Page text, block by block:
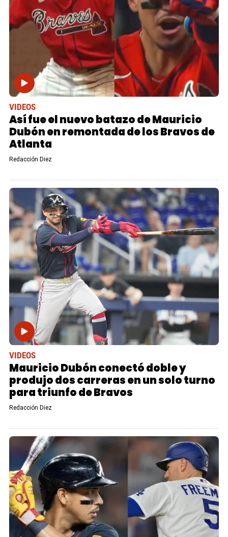
VIDEOS
Así fue el nuevo batazo de Mauricio
Dubón en remontada de los Bravos de
Atlanta
Redacción Diez
VIDEOS
Mauricio Dubón conectó doble y
produjo dos carreras en un solo turno
para triunfo de Bravos
Redacción Diez